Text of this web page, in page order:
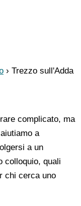
› Trezzo sull'Adda
complicato, ma
a
a un
colloquio, quali
chi cerca uno